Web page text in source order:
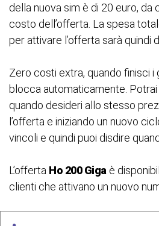
della nuova sim è di 20 euro, da
costo dell’offerta. La spesa
per attivare l’offerta sarà quindi
Zero costi extra, quando finisci i
blocca automaticamente.
quando desideri allo stesso
l’offerta e iniziando un nuovo
vincoli e quindi puoi disdire
L’offerta Ho 200 Giga è
clienti che attivano un nuovo